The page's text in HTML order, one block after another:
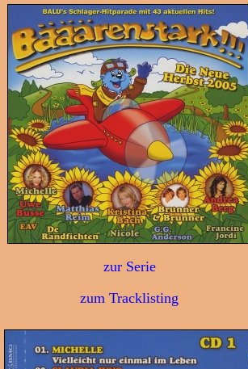
zur Serie
zum Tracklisting